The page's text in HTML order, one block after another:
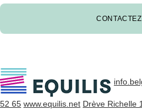
52 65 www.equilis.net Drève Richelle